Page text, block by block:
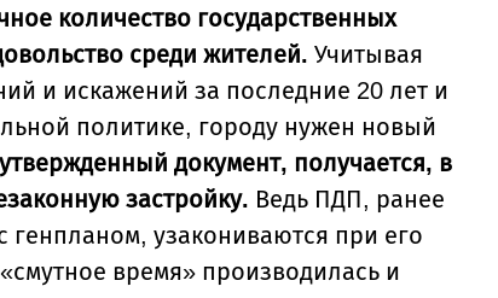
количество государственных
среди жителей. Учитывая
и искажений за последние 20 лет и
политике, городу нужен новый
документ, получается, в
застройку. Ведь ПДП, ранее
генпланом, узакониваются при его
время» производилась и